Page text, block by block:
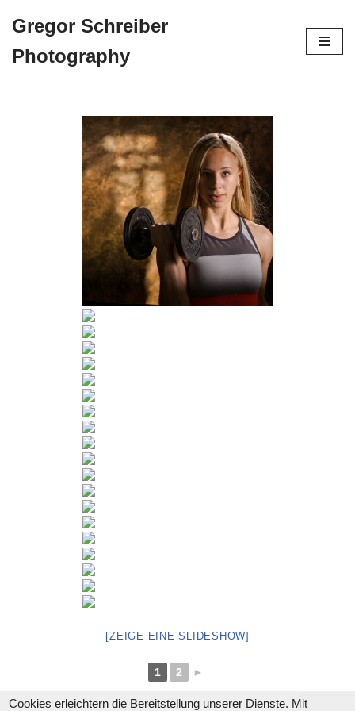
Inhalt
Gregor Schreiber
Photography
[ZEIGE EINE SLIDESHOW]
1 2 ►
Cookies erleichtern die Bereitstellung unserer Dienste. Mit